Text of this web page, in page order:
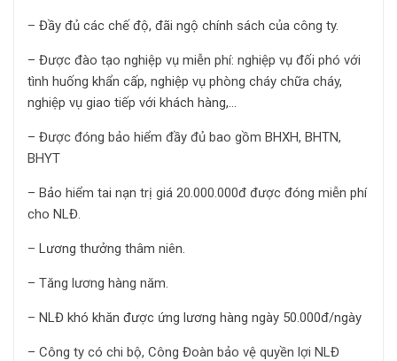
– Đầy đủ các chế độ, đãi ngộ chính sách của công ty.
– Được đào tạo nghiệp vụ miễn phí: nghiệp vụ đối phó với
tình huống khẩn cấp, nghiệp vụ phòng cháy chữa cháy,
nghiệp vụ giao tiếp với khách hàng,…
– Được đóng bảo hiểm đầy đủ bao gồm BHXH, BHTN,
BHYT
– Bảo hiểm tai nạn trị giá 20.000.000đ được đóng miễn phí
cho NLĐ.
– Lương thưởng thâm niên.
– Tăng lương hàng năm.
– NLĐ khó khăn được ứng lương hàng ngày 50.000đ/ngày
– Công ty có chi bộ, Công Đoàn bảo vệ quyền lợi NLĐ